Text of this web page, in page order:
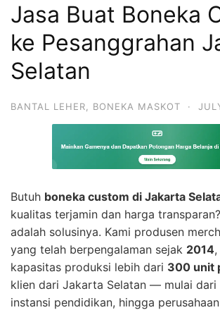
Jasa Buat Boneka
ke Pesanggrahan
Selatan
BANTAL LEHER BONEKA MASKOT ·
Butuh boneka custom di Jakarta
kualitas terjamin dan harga transparan?
adalah solusinya. Kami produsen
yang telah berpengalaman sejak 2014
kapasitas produksi lebih dari 300 unit
klien dari Jakarta Selatan — mulai dari
instansi pendidikan, hingga